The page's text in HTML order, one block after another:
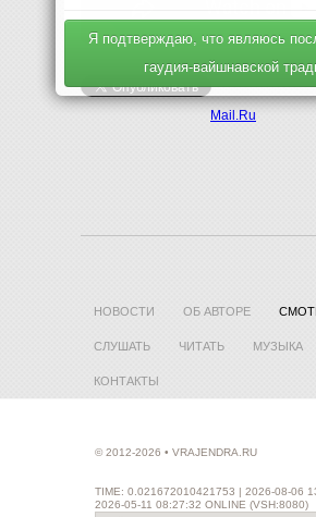
Mail.Ru
НОВОСТИ ОБ АВТОРЕ
СЛУШАТЬ ЧИТАТЬ МУЗЫКА
КОНТАКТЫ
© 2012-2026 • VRAJENDRA.RU
TIME: 0.021672010421753 | 2026-08-06
2026-05-11 08:27:32 ONLINE (VSH:8080)
Я подтверждаю, что являюсь
гаудия-вайшнавской